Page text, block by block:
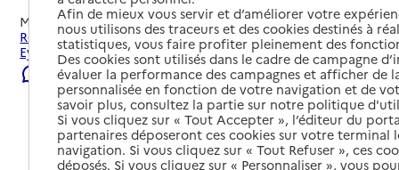
Mis à jour le23/07/2026
Rechercher les établissements et services autour de
Eybens.
Signaler une erreur
Afin de mieux vous servir et d’améliorer votre
nous utilisons des traceurs et des cookies destinés à
statistiques, vous faire profiter pleinement des
Des cookies sont utilisés dans le cadre de campagne
évaluer la performance des campagnes et afficher de
personnalisée en fonction de votre navigation et de
savoir plus, consultez la partie sur notre politique
Si vous cliquez sur « Tout Accepter », l’éditeur du
partenaires déposeront ces cookies sur votre terminal
navigation. Si vous cliquez sur « Tout Refuser », ces
déposés. Si vous cliquez sur « Personnaliser », vous